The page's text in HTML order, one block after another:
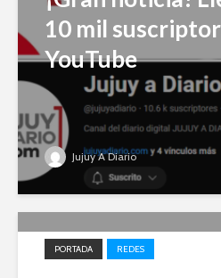
10 mil
YouTube
Jujuy A Diario
PORTADA REDES